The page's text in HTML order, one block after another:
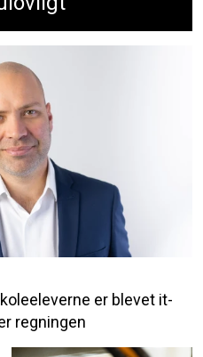
er blevet it-
regningen